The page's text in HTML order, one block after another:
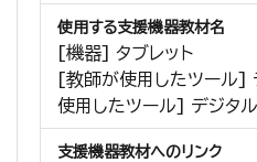
使用する支援機器教材名
[機器] タブレット
[教師が使用したツール]
使用したツール] デジタル
支援機器教材へのリンク